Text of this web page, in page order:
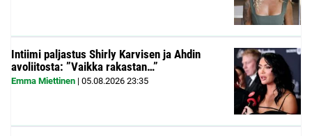
Intiimi paljastus Shirly Karvisen ja Ahdin
avoliitosta: ”Vaikka rakastan…”
Emma Miettinen | 05.08.2026 23:35